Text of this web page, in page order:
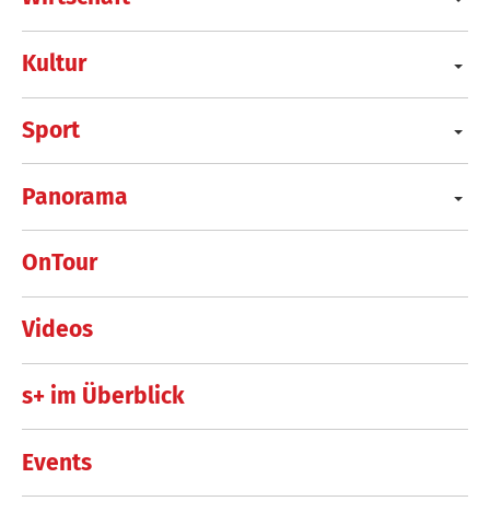
Kultur
Sport
Panorama
OnTour
Videos
s+ im Überblick
Events